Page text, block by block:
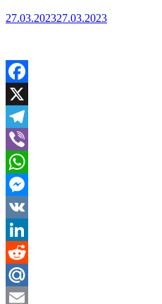
27.03.202327.03.2023
Facebook
X
Telegram
Viber
WhatsApp
Messenger
VK
LinkedIn
Reddit
Mail.Ru